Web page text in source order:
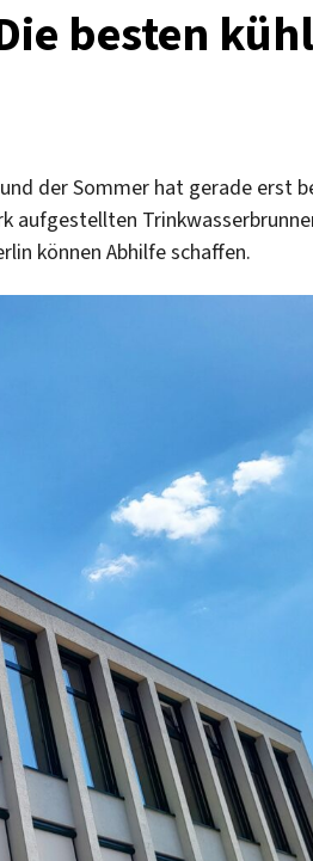
besten
der Sommer hat gerade erst
aufgestellten
können Abhilfe schaffen.